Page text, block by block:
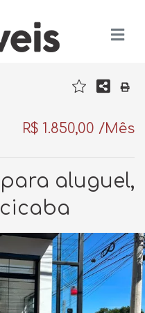
R$ 1.850,00 /Mês
aluguel,